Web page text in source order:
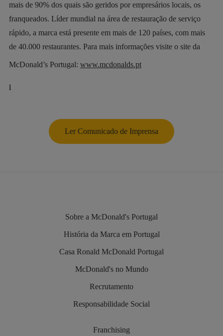
mais de 90% dos quais são geridos por empresários locais, os
franqueados. Líder mundial na área de restauração de serviço
rápido, a marca está presente em mais de 120 países, com mais
de 40.000 restaurantes. Para mais informações visite o site da
McDonald’s Portugal: www.mcdonalds.pt
l
Ler Comunicado de Imprensa
Sobre a McDonald's Portugal
História da Marca em Portugal
Casa Ronald McDonald Portugal
McDonald's no Mundo
Recrutamento
Responsabilidade Social
Franchising